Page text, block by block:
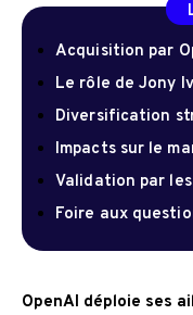
Acquisition par
Le rôle de Jony
Diversification
Impacts sur le
Validation par
Foire aux
OpenAI déploie ses